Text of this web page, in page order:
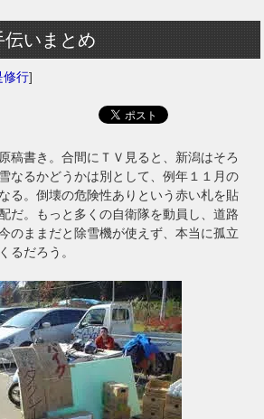
伝いまとめ
修行]
稿書き。合間にＴＶ見ると、新潟はそろ
なるかどうかは別として、例年１１月の
る。倒壊の危険性ありという赤い札を貼
だ。もっと多くの自衛隊を動員し、道路
のままだと除雪機が使えず、本当に孤立
るだろう。